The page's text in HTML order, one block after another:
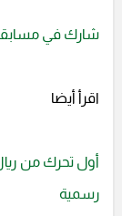
شارك في
اقرأ أيضا
أول تحرك من
رسمية